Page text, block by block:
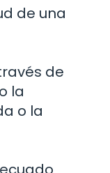
de una
de
la
o la